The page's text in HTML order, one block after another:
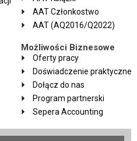
AAT Członkostwo
AAT (AQ2016/Q2022)
Możliwości Biznesowe
Oferty pracy
Doświadczenie praktyczne
Dołącz do nas
Program partnerski
Sepera Accounting